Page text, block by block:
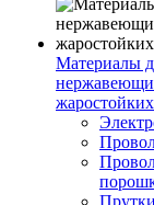
Материалы